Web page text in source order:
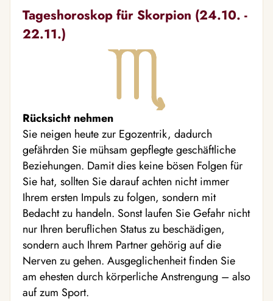
Tageshoroskop für Skorpion (24.10. -
22.11.)
Rücksicht nehmen
Sie neigen heute zur Egozentrik, dadurch
gefährden Sie mühsam gepflegte geschäftliche
Beziehungen. Damit dies keine bösen Folgen für
Sie hat, sollten Sie darauf achten nicht immer
Ihrem ersten Impuls zu folgen, sondern mit
Bedacht zu handeln. Sonst laufen Sie Gefahr nicht
nur Ihren beruflichen Status zu beschädigen,
sondern auch Ihrem Partner gehörig auf die
Nerven zu gehen. Ausgeglichenheit finden Sie
am ehesten durch körperliche Anstrengung – also
auf zum Sport.